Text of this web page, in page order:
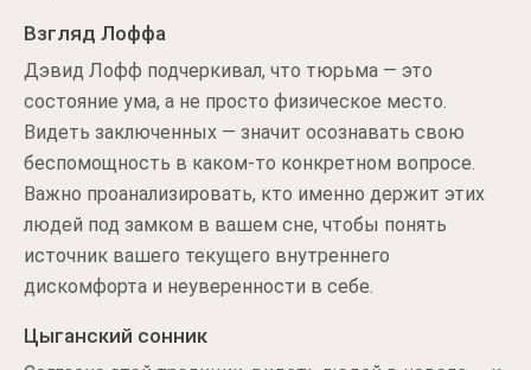
Взгляд Лоффа
Дэвид Лофф подчеркивал, что тюрьма — это
состояние ума, а не просто физическое место.
Видеть заключенных — значит осознавать свою
беспомощность в каком-то конкретном вопросе.
Важно проанализировать, кто именно держит этих
людей под замком в вашем сне, чтобы понять
источник вашего текущего внутреннего
дискомфорта и неуверенности в себе.
Цыганский сонник